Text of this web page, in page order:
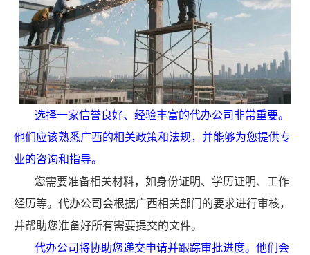
选择一家信誉良好、经验丰富的代办公司非常重要。
他们应该熟悉广西的相关政策和法规，并能够为您提供专
业的咨询和指导。
您需要准备相关材料，如身份证明、学历证明、工作
经历等。代办公司会根据广西相关部门的要求进行审核，
并帮助您准备好所有需要提交的文件。
代办公司将协助您递交申请并跟踪审批进度。他们会